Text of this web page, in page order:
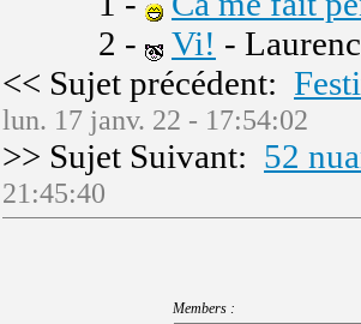
2 -
Vi! -
<< Sujet précédent:
lun. 17 janv. 22 - 17:54:02
>> Sujet Suivant: 52
21:45:40
Members :